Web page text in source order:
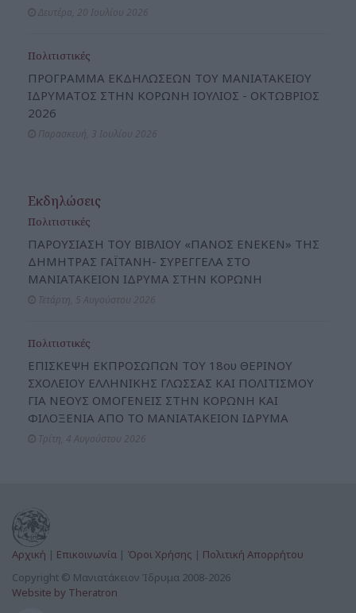
Πολιτιστικές
ΠΡΟΓΡΑΜΜΑ ΕΚΔΗΛΩΣΕΩΝ ΤΟΥ ΜΑΝΙΑΤΑΚΕΙΟΥ
ΙΔΡΥΜΑΤΟΣ ΣΤΗΝ ΚΟΡΩΝΗ ΙΟΥΛΙΟΣ - ΟΚΤΩΒΡΙΟΣ
2026
Εκδηλώσεις
Πολιτιστικές
ΠΑΡΟΥΣΙΑΣΗ ΤΟΥ ΒΙΒΛΙΟΥ «ΠΑΝΟΣ ΕΝΕΚΕΝ» ΤΗΣ
ΔΗΜΗΤΡΑΣ ΓΑΪΤΑΝΗ- ΣΥΡΕΓΓΕΛΑ ΣΤΟ
ΜΑΝΙΑΤΑΚΕΙΟΝ ΙΔΡΥΜΑ ΣΤΗΝ ΚΟΡΩΝΗ
Πολιτιστικές
ΕΠΙΣΚΕΨΗ ΕΚΠΡΟΣΩΠΩΝ ΤΟΥ 18ου ΘΕΡΙΝΟΥ
ΣΧΟΛΕΙΟΥ ΕΛΛΗΝΙΚΗΣ ΓΛΩΣΣΑΣ ΚΑΙ ΠΟΛΙΤΙΣΜΟΥ
ΓΙΑ ΝΕΟΥΣ ΟΜΟΓΕΝΕΙΣ ΣΤΗΝ ΚΟΡΩΝΗ ΚΑΙ
ΦΙΛΟΞΕΝΙΑ ΑΠΟ ΤΟ ΜΑΝΙΑΤΑΚΕΙΟΝ ΙΔΡΥΜΑ
Αρχική | Επικοινωνία | Όροι Χρήσης | Πολιτική Απορρήτου
Copyright © Μανιατάκειον Ίδρυμα 2008-2026
Website by Theratron